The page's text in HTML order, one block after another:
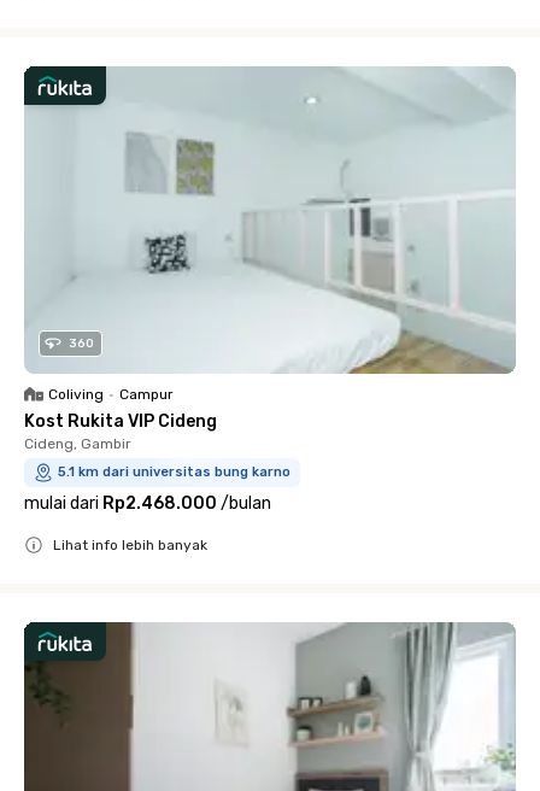
360
Coliving • Campur
Kost Rukita VIP Cideng
Cideng, Gambir
5.1 km dari universitas bung karno
mulai dari Rp2.468.000 /bulan
Lihat info lebih banyak